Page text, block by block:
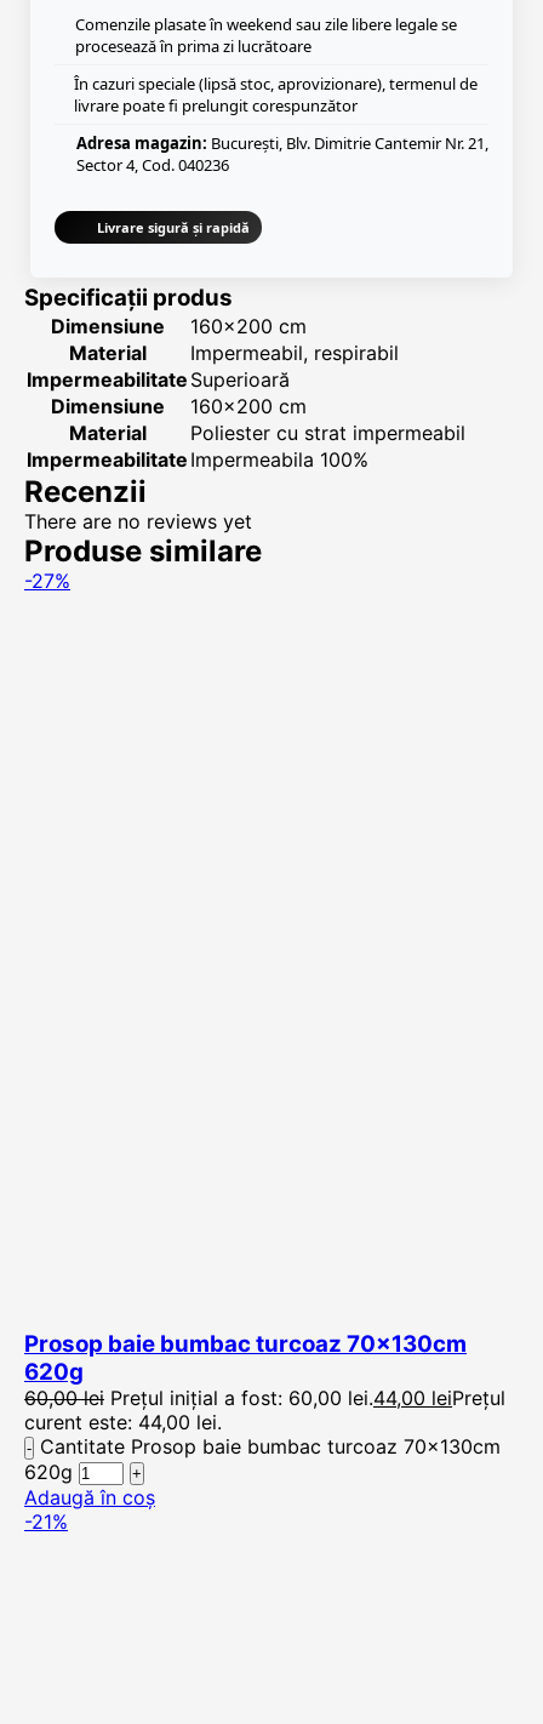
Comenzile plasate în weekend sau zile libere legale se
procesează în prima zi lucrătoare
În cazuri speciale (lipsă stoc, aprovizionare), termenul de
livrare poate fi prelungit corespunzător
Adresa magazin: București, Blv. Dimitrie Cantemir Nr. 21,
Sector 4, Cod. 040236
Livrare sigură și rapidă
Specificații produs
Dimensiune
160x200 cm
Material
Impermeabil, respirabil
Impermeabilitate Superioară
Dimensiune
160x200 cm
Material
Poliester cu strat impermeabil
Impermeabilitate Impermeabila 100%
Recenzii
There are no reviews yet
Produse similare
-27%
Prosop baie bumbac turcoaz 70x130cm
620g
60,00lei Prețul inițial a fost: 60,00 lei.44,00 leiPrețul
curent este: 44,00 lei.
Cantitate Prosop baie bumbac turcoaz 70x130cm
620g
Adaugă în coș
-21%